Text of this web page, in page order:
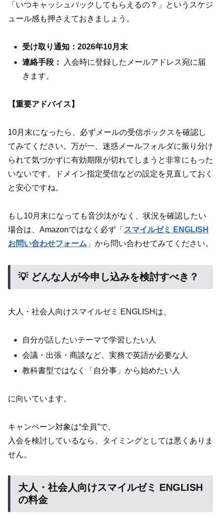
「いつキャッシュバックしてもらえるの？」というスケジ
ュール感も押さえておきましょう。
受け取り通知：2026年10月末
連絡手段：
入会時に登録したメールアドレス宛に届
きます。
【重要アドバイス】
10月末になったら、必ずメールの受信ボックスを確認し
てみてください。万が一、迷惑メールフォルダに振り分け
られて気づかずに有効期限が切れてしまうと非常にもった
いないです。ドメイン指定受信などの設定を見直しておく
と安心ですね。
もし10月末になっても音沙汰がなく、状況を確認したい
場合は、Amazonではなく必ず「 スマイルゼミ ENGLISH
お問い合わせフォーム 」から問い合わせてみてください。
💡 どんな人が今申し込みを検討すべき？
大人・社会人向けスマイルゼミ ENGLISHは、
自分が話したいテーマで学習したい人
会議・出張・商談など、実務で英語が必要な人
教科書型ではなく「自分事」から始めたい人
に向いています。
キャンペーン対象は“全員”で、
入会を検討しているなら、タイミングとしては悪くありま
せん。
大人・社会人向けスマイルゼミ ENGLISH
の料金